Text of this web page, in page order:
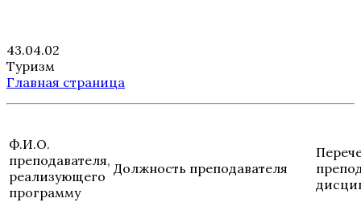
43.04.02
Туризм
Главная страница
Ф.И.О.
преподавателя,
реализующего
программу
Должность преподавателя